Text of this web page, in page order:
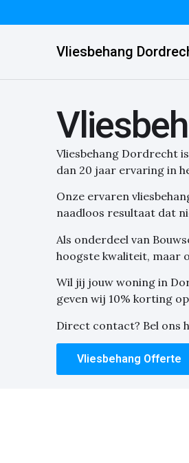
Vliesbehang
Vliesbehang Dordrecht
dan 20 jaar ervaring in
Onze ervaren
naadloos resultaat dat
Als onderdeel van
hoogste kwaliteit, maar
Wil jij jouw woning in
geven wij 10% korting
Direct contact? Bel ons
Vliesbehang Offerte